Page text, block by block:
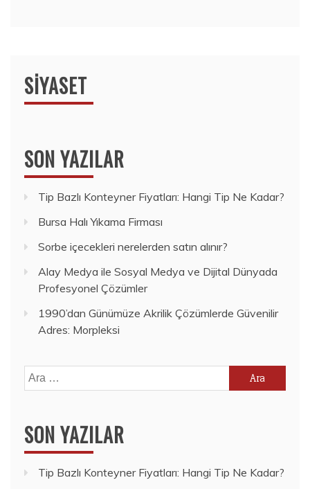
SIYASET
SON YAZILAR
Tip Bazlı Konteyner Fiyatları: Hangi Tip Ne Kadar?
Bursa Halı Yıkama Firması
Sorbe içecekleri nerelerden satın alınır?
Alay Medya ile Sosyal Medya ve Dijital Dünyada
Profesyonel Çözümler
1990’dan Günümüze Akrilik Çözümlerde Güvenilir
Adres: Morpleksi
Arama:
SON YAZILAR
Tip Bazlı Konteyner Fiyatları: Hangi Tip Ne Kadar?